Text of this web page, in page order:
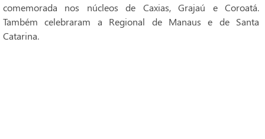
comemorada nos núcleos de Caxias, Grajaú e Coroatá.
Também celebraram a Regional de Manaus e de Santa
Catarina.